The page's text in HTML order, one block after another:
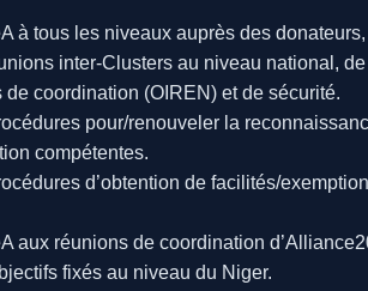
à tous les niveaux auprès des
inter-Clusters au niveau national,
de coordination (OIREN) et de sécurité.
pour/renouveler la
compétentes.
d’obtention de facilités/
aux réunions de coordination
fixés au niveau du Niger.